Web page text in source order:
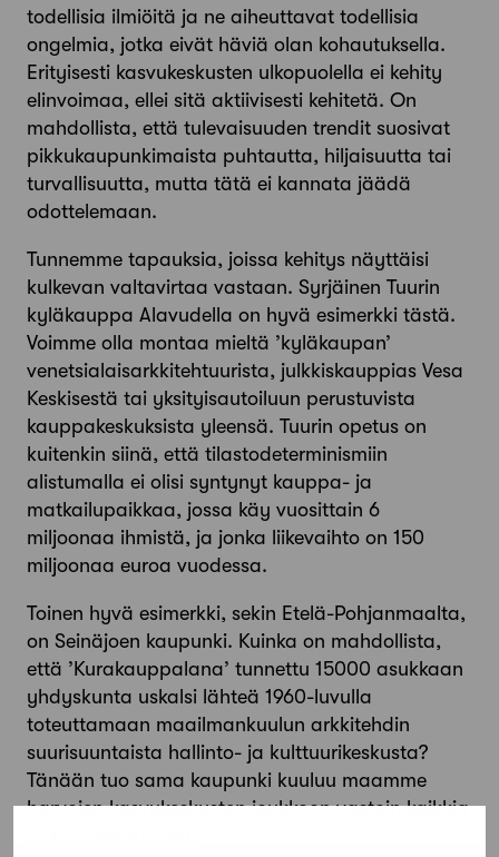
todellisia ilmiöitä ja ne aiheuttavat todellisia
ongelmia, jotka eivät häviä olan kohautuksella.
Erityisesti kasvukeskusten ulkopuolella ei kehity
elinvoimaa, ellei sitä aktiivisesti kehitetä. On
mahdollista, että tulevaisuuden trendit suosivat
pikkukaupunkimaista puhtautta, hiljaisuutta tai
turvallisuutta, mutta tätä ei kannata jäädä
odottelemaan.
Tunnemme tapauksia, joissa kehitys näyttäisi
kulkevan valtavirtaa vastaan. Syrjäinen Tuurin
kyläkauppa Alavudella on hyvä esimerkki tästä.
Voimme olla montaa mieltä ’kyläkaupan’
venetsialaisarkkitehtuurista, julkkiskauppias Vesa
Keskisestä tai yksityisautoiluun perustuvista
kauppakeskuksista yleensä. Tuurin opetus on
kuitenkin siinä, että tilastodeterminismiin
alistumalla ei olisi syntynyt kauppa- ja
matkailupaikkaa, jossa käy vuosittain 6
miljoonaa ihmistä, ja jonka liikevaihto on 150
miljoonaa euroa vuodessa.
Toinen hyvä esimerkki, sekin Etelä-Pohjanmaalta,
on Seinäjoen kaupunki. Kuinka on mahdollista,
että ’Kurakauppalana’ tunnettu 15000 asukkaan
yhdyskunta uskalsi lähteä 1960-luvulla
toteuttamaan maailmankuulun arkkitehdin
suurisuuntaista hallinto- ja kulttuurikeskusta?
Tänään tuo sama kaupunki kuuluu maamme
harvojen kasvukeskusten joukkoon vastoin kaikkia